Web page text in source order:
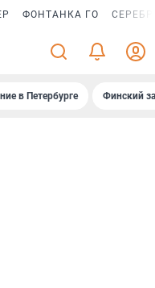
ФОНТАНКА ГО
в Петербурге Финский